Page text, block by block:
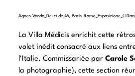
Agnes Varda_De-ci de-là, Paris-
La Villa Médicis enrichit cette
volet inédit consacré aux liens
l'Italie. Commissariée par Carole
la photographie), cette section